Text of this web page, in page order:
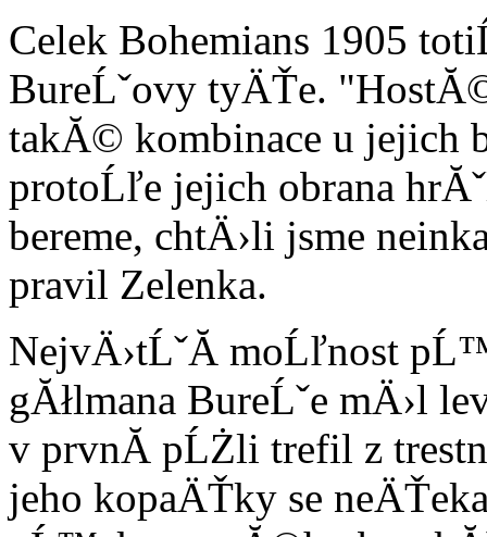
Celek Bohemians 1905
BureĹˇovy tyÄŤe.
takĂ© kombinace u jejich
protoĹľe jejich obrana
bereme, chtÄ›li jsme
pravil Zelenka.
NejvÄ›tĹˇĂ­ moĹľnost
gĂłlmana BureĹˇe mÄ›l
v prvnĂ­ pĹŻli trefil z
jeho kopaÄŤky se